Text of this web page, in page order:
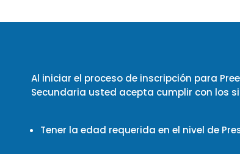
Al iniciar el proceso de inscripción para
Secundaria usted acepta cumplir con los
Tener la edad requerida en el nivel de